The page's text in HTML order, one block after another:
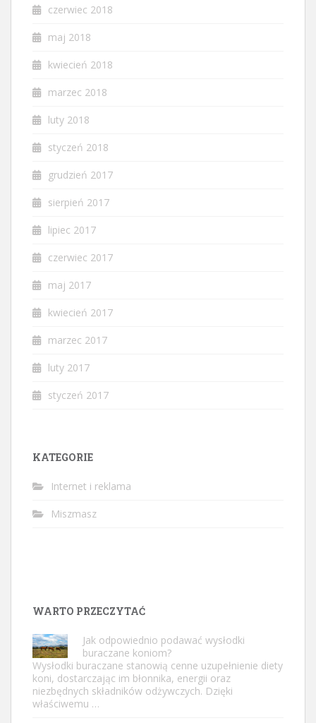
czerwiec 2018
maj 2018
kwiecień 2018
marzec 2018
luty 2018
styczeń 2018
grudzień 2017
sierpień 2017
lipiec 2017
czerwiec 2017
maj 2017
kwiecień 2017
marzec 2017
luty 2017
styczeń 2017
KATEGORIE
Internet i reklama
Miszmasz
WARTO PRZECZYTAĆ
Jak odpowiednio podawać wysłodki
buraczane koniom?
Wysłodki buraczane stanowią cenne uzupełnienie diety
koni, dostarczając im błonnika, energii oraz
niezbędnych składników odżywczych. Dzięki
właściwemu …